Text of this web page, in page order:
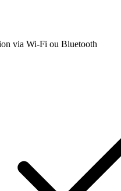
via Wi-Fi ou Bluetooth